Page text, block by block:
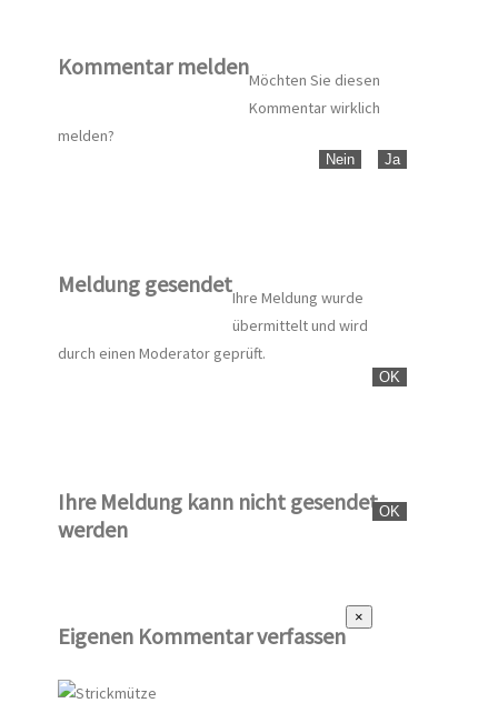
Kommentar melden
Möchten Sie diesen
Kommentar wirklich
melden?
Nein Ja
Meldung gesendet
Ihre Meldung wurde
übermittelt und wird
durch einen Moderator geprüft.
OK
Ihre Meldung kann nicht gesendet
werden
OK
Eigenen Kommentar verfassen
×